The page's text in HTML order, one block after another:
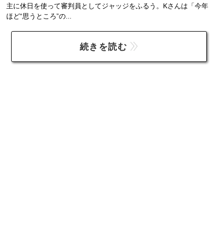
主に休日を使って審判員としてジャッジをふるう。Kさんは「今年
ほど“思うところ”の...
続きを読む